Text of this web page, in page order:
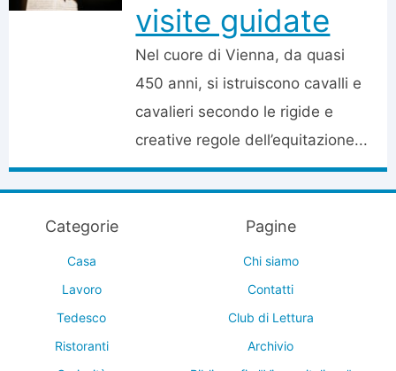
visite guidate
Nel cuore di Vienna, da quasi
450 anni, si istruiscono cavalli e
cavalieri secondo le rigide e
creative regole dell’equitazione...
Categorie
Casa
Lavoro
Tedesco
Ristoranti
Pagine
Chi siamo
Contatti
Club di Lettura
Archivio